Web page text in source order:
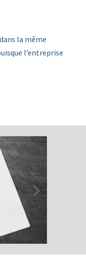
la même
l’entreprise